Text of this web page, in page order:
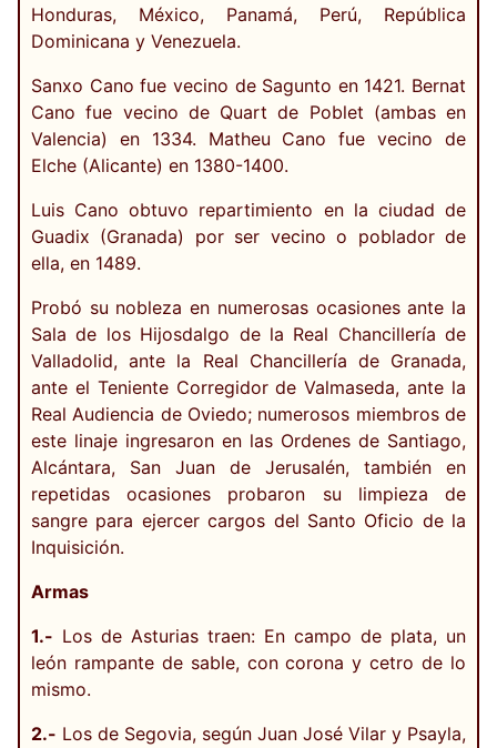
Honduras, México, Panamá, Perú, República
Dominicana y Venezuela.
Sanxo Cano fue vecino de Sagunto en 1421. Bernat
Cano fue vecino de Quart de Poblet (ambas en
Valencia) en 1334. Matheu Cano fue vecino de
Elche (Alicante) en 1380-1400.
Luis Cano obtuvo repartimiento en la ciudad de
Guadix (Granada) por ser vecino o poblador de
ella, en 1489.
Probó su nobleza en numerosas ocasiones ante la
Sala de los Hijosdalgo de la Real Chancillería de
Valladolid, ante la Real Chancillería de Granada,
ante el Teniente Corregidor de Valmaseda, ante la
Real Audiencia de Oviedo; numerosos miembros de
este linaje ingresaron en las Ordenes de Santiago,
Alcántara, San Juan de Jerusalén, también en
repetidas ocasiones probaron su limpieza de
sangre para ejercer cargos del Santo Oficio de la
Inquisición.
Armas
1.- Los de Asturias traen: En campo de plata, un
león rampante de sable, con corona y cetro de lo
mismo.
2.- Los de Segovia, según Juan José Vilar y Psayla,